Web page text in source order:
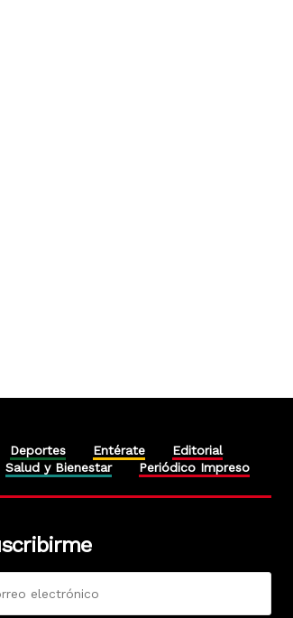
Deportes Entérate
Editorial
Salud y Bienestar Periódico Impreso